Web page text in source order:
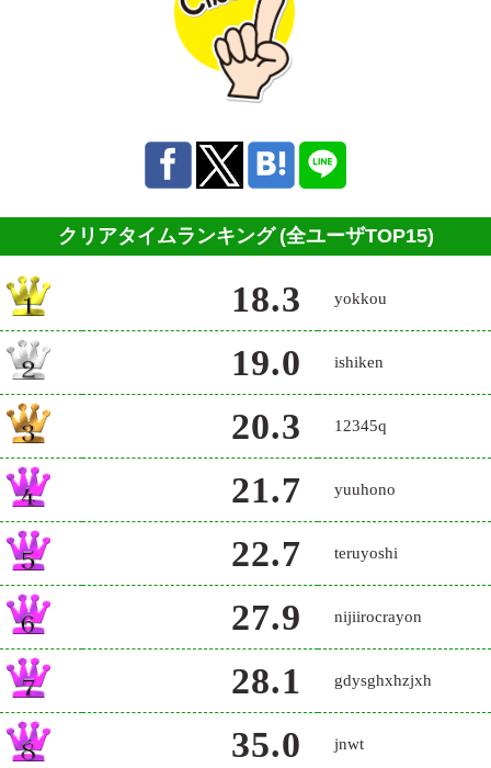
クリアタイムランキング (全ユーザTOP15)
18.3 yokkou
19.0 ishiken
20.3 12345q
21.7 yuuhono
22.7 teruyoshi
27.9 nijiirocrayon
28.1 gdysghxhzjxh
35.0 jnwt